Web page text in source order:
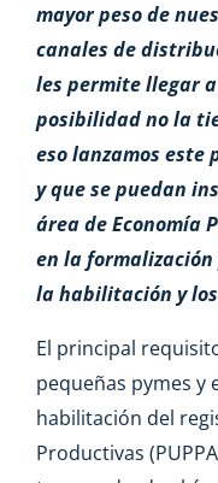
mayor peso de
canales de
les permite llegar
posibilidad no la
eso lanzamos
y que se puedan
área de Economía
en la
la habilitación y
El principal
pequeñas pymes y
habilitación del
Productivas